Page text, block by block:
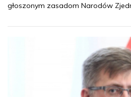
głoszonym zasadom Narodów